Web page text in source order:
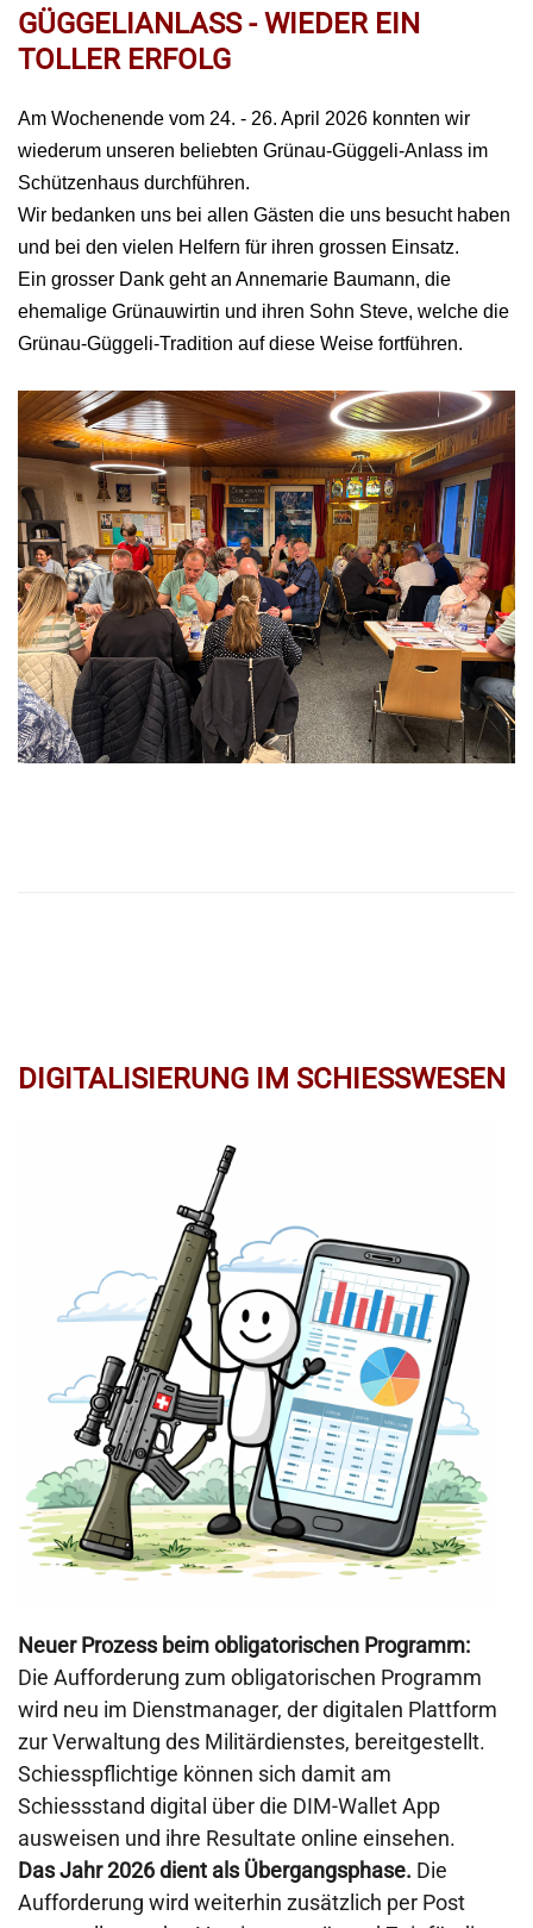
GÜGGELIANLASS - WIEDER EIN
TOLLER ERFOLG
Am Wochenende vom 24. - 26. April 2026 konnten wir
wiederum unseren beliebten Grünau-Güggeli-Anlass im
Schützenhaus durchführen.
Wir bedanken uns bei allen Gästen die uns besucht haben
und bei den vielen Helfern für ihren grossen Einsatz.
Ein grosser Dank geht an Annemarie Baumann, die
ehemalige Grünauwirtin und ihren Sohn Steve, welche die
Grünau-Güggeli-Tradition auf diese Weise fortführen.
DIGITALISIERUNG IM SCHIESSWESEN
Neuer Prozess beim obligatorischen Programm:
Die Aufforderung zum obligatorischen Programm
wird neu im Dienstmanager, der digitalen Plattform
zur Verwaltung des Militärdienstes, bereitgestellt.
Schiesspflichtige können sich damit am
Schiessstand digital über die DIM-Wallet App
ausweisen und ihre Resultate online einsehen.
Das Jahr 2026 dient als Übergangsphase. Die
Aufforderung wird weiterhin zusätzlich per Post